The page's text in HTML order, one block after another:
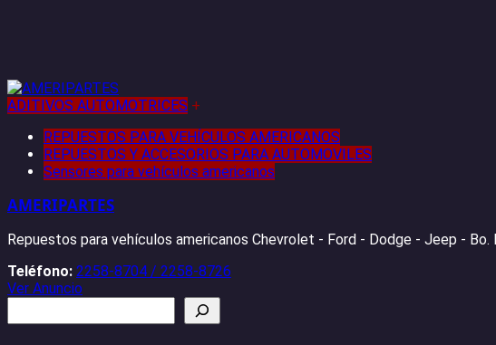
ADITIVOS AUTOMOTRICES +
REPUESTOS PARA VEHÍCULOS AMERICANOS
REPUESTOS Y ACCESORIOS PARA AUTOMOVILES
Sensores para vehículos americanos
AMERIPARTES
Repuestos para vehículos americanos Chevrolet - Ford - Dodge - Jeep - Bo.
Teléfono: 2258-8704 / 2258-8726
Ver Anuncio